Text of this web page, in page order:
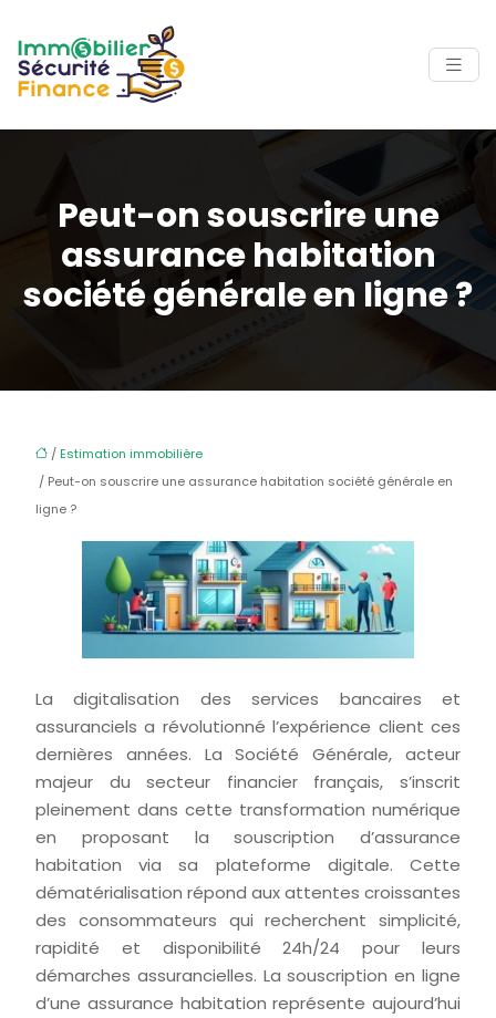
Peut-on souscrire une
assurance habitation
société générale en ligne ?
/ Estimation immobilière
/ Peut-on souscrire une assurance habitation société générale en
ligne ?
La digitalisation des services bancaires et
assuranciels a révolutionné l’expérience client ces
dernières années. La Société Générale, acteur
majeur du secteur financier français, s’inscrit
pleinement dans cette transformation numérique
en proposant la souscription d’assurance
habitation via sa plateforme digitale. Cette
dématérialisation répond aux attentes croissantes
des consommateurs qui recherchent simplicité,
rapidité et disponibilité 24h/24 pour leurs
démarches assurancielles. La souscription en ligne
d’une assurance habitation représente aujourd’hui